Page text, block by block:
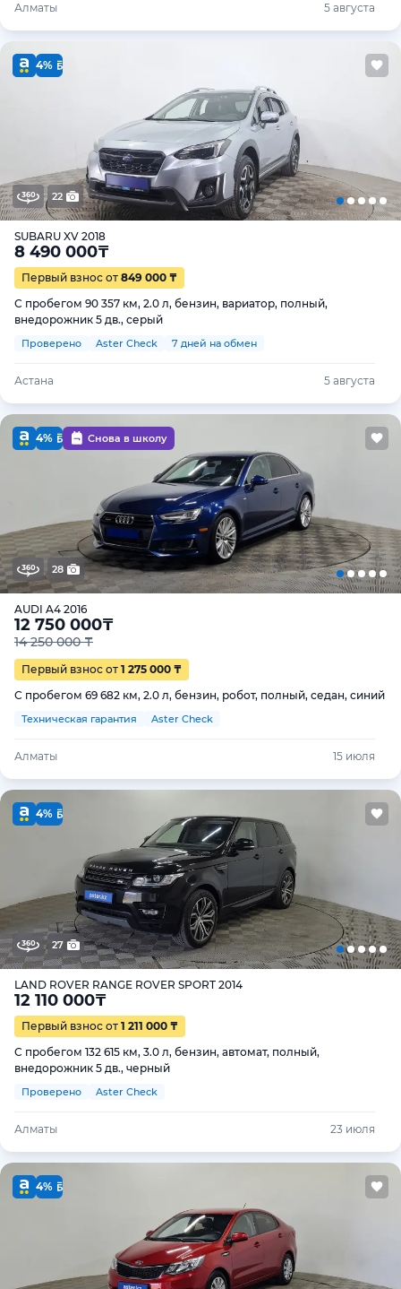
Алматы 5 августа
4%
22
SUBARU XV 2018
8 490 000₸
Первый взнос от 849 000 ₸
С пробегом 90 357 км, 2.0 л, бензин, вариатор, полный,
внедорожник 5 дв., серый
Проверено Aster Check 7 дней на обмен
Астана 5 августа
4% Снова в школу
28
AUDI A4 2016
12 750 000₸
14 250 000 ₸
Первый взнос от 1 275 000 ₸
С пробегом 69 682 км, 2.0 л, бензин, робот, полный, седан, синий
Техническая гарантия Aster Check
Алматы 15 июля
4%
27
LAND ROVER RANGE ROVER SPORT 2014
12 110 000₸
Первый взнос от 1 211 000 ₸
С пробегом 132 615 км, 3.0 л, бензин, автомат, полный,
внедорожник 5 дв., черный
Проверено Aster Check
Алматы 23 июля
4%